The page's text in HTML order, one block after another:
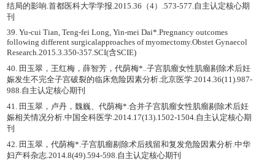
结局的影响.首都医科大学学报.2015.36（4）.573-577.自主认定核心期
刊
39. Yu-cui Tian, Teng-fei Long, Yin-mei Dai*.Pregnancy outcomes
following different surgicalapproaches of myomectomy.Obstet Gynaecol
Research.2015.3.350-357.SCI(含SCIE)
40. 田玉翠，王红梅，薛智芳，代荫梅*..子宫肌瘤女性肌瘤剔除术后妊
娠发生不完全子宫破裂的临床危险因素分析.北京医学.2014.36(11).987-
988.自主认定核心期刊
41. 田玉翠，卢丹，魏巍、代荫梅*.合并子宫肌瘤女性肌瘤剔除术后妊
娠相关情况分析.中国全科医学.2014.17(13).1502-1504.自主认定核心期
刊
42. 田玉翠，代荫梅*.子宫肌瘤剔除术后残留和复发危险因素分析.中华
妇产科杂志.2014.8(49).594-598.自主认定核心期刊